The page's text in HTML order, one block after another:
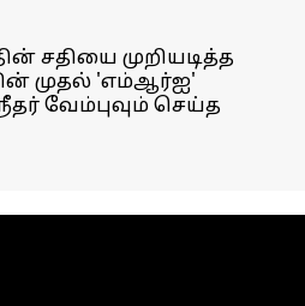
சதியை முறியடித்த
முதல் 'எம்ஆர்ஐ'
வேம்புவும் செய்த